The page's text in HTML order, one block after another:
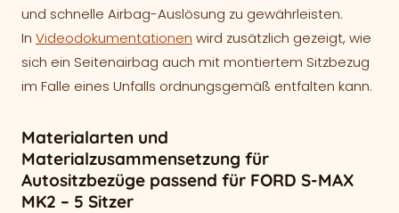
und schnelle Airbag-Auslösung zu gewährleisten.
In Videodokumentationen wird zusätzlich gezeigt, wie
sich ein Seitenairbag auch mit montiertem Sitzbezug
im Falle eines Unfalls ordnungsgemäß entfalten kann.
Materialarten und
Materialzusammensetzung für
Autositzbezüge passend für FORD S-MAX
MK2 – 5 Sitzer